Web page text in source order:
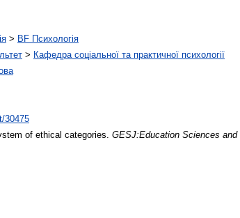
> BF Психологія
> Кафедра соціальної та практичної психології
30475
of ethical categories. GESJ:Education Sciences